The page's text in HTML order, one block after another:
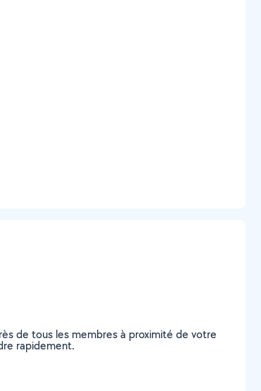
de tous les membres à proximité de votre
rapidement.